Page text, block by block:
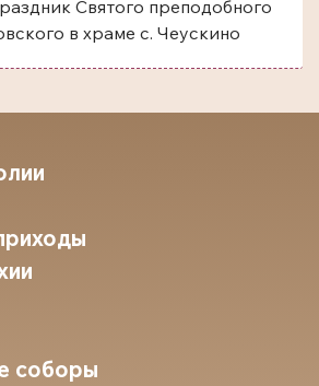
Святого преподобного
в храме с. Чеускино
соборы